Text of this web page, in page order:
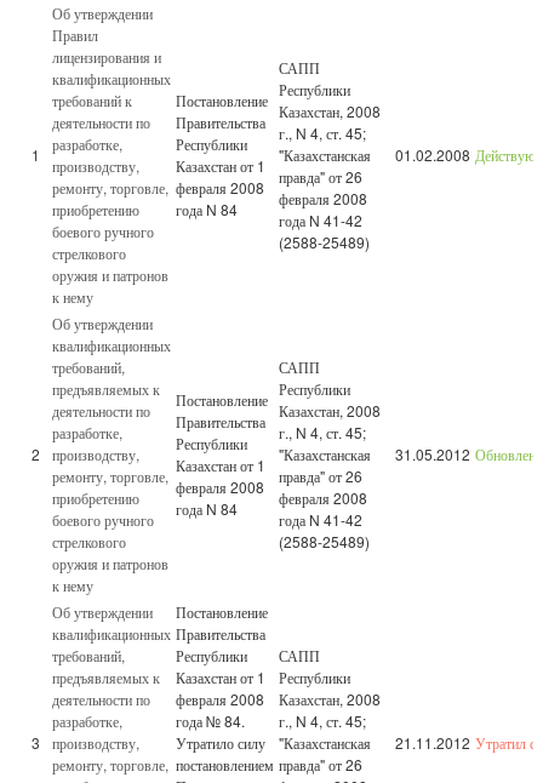
1
Об утверждении
Правил
лицензирования и
квалификационных
требований к
деятельности по
разработке,
производству,
ремонту, торговле,
приобретению
боевого ручного
стрелкового
оружия и патронов
к нему
Постановление
Правительства
Республики
Казахстан от 1
февраля 2008
года N 84
САПП
Республики
Казахстан, 2008
г., N 4, ст. 45;
"Казахстанская
правда" от 26
февраля 2008
года N 41-42
(2588-25489)
01.02.2008
2
Об утверждении
квалификационных
требований,
предъявляемых к
деятельности по
разработке,
производству,
ремонту, торговле,
приобретению
боевого ручного
стрелкового
оружия и патронов
к нему
Постановление
Правительства
Республики
Казахстан от 1
февраля 2008
года N 84
САПП
Республики
Казахстан, 2008
г., N 4, ст. 45;
"Казахстанская
правда" от 26
февраля 2008
года N 41-42
(2588-25489)
31.05.2012
3
Об утверждении
квалификационных
требований,
предъявляемых к
деятельности по
разработке,
производству,
ремонту, торговле,
Постановление
Правительства
Республики
Казахстан от 1
февраля 2008
года № 84.
Утратило силу
постановлением
САПП
Республики
Казахстан, 2008
г., N 4, ст. 45;
"Казахстанская
правда" от 26
21.11.2012 Утратил